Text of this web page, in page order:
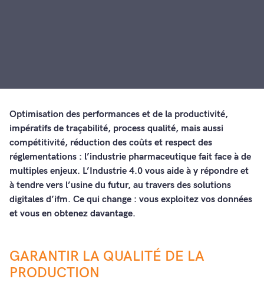
Optimisation des performances et de la productivité,
impératifs de traçabilité, process qualité, mais aussi
compétitivité, réduction des coûts et respect des
réglementations : l’industrie pharmaceutique fait face à de
multiples enjeux. L’Industrie 4.0 vous aide à y répondre et
à tendre vers l’usine du futur, au travers des solutions
digitales d’ifm. Ce qui change : vous exploitez vos données
et vous en obtenez davantage.
GARANTIR LA QUALITÉ DE LA
PRODUCTION